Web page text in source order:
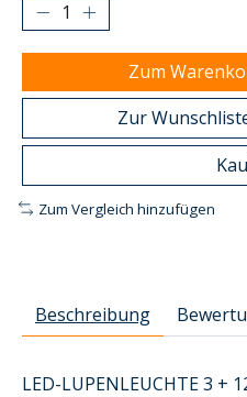
Zum
Zur
Zum Vergleich hinzufügen
Beschreibung
LED-LUPENLEUCHTE 3 +